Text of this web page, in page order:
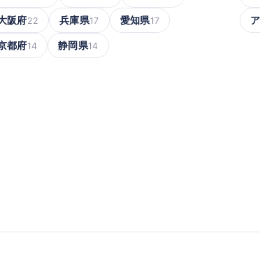
阪府22 兵庫県17 愛知県17
都府14 静岡県14